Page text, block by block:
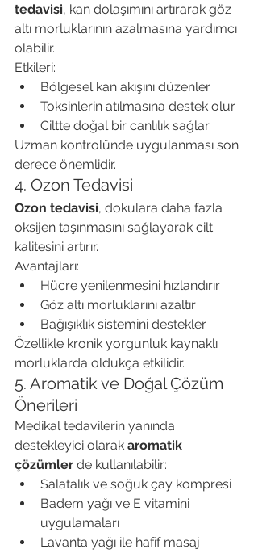
tedavisi, kan dolaşımını artırarak göz
altı morluklarının azalmasına yardımcı
olabilir.
Etkileri:
Bölgesel kan akışını düzenler
Toksinlerin atılmasına destek olur
Ciltte doğal bir canlılık sağlar
Uzman kontrolünde uygulanması son
derece önemlidir.
4. Ozon Tedavisi
Ozon tedavisi, dokulara daha fazla
oksijen taşınmasını sağlayarak cilt
kalitesini artırır.
Avantajları:
Hücre yenilenmesini hızlandırır
Göz altı morluklarını azaltır
Bağışıklık sistemini destekler
Özellikle kronik yorgunluk kaynaklı
morluklarda oldukça etkilidir.
5. Aromatik ve Doğal Çözüm
Önerileri
Medikal tedavilerin yanında
destekleyici olarak aromatik
çözümler de kullanılabilir:
Salatalık ve soğuk çay kompresi
Badem yağı ve E vitamini
uygulamaları
Lavanta yağı ile hafif masaj